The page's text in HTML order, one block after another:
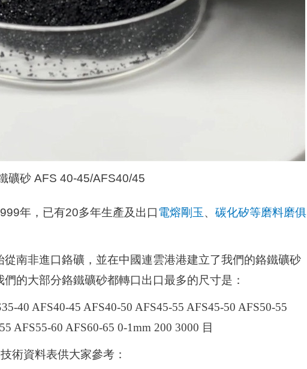
礦砂 AFS 40-45/AFS40/45
年，已有20多年生產及出口 電熔剛玉、 碳化矽等磨料磨俱
南非進口鉻礦，並在中國連雲港港建立了我們的鉻鐵礦砂
的大部分鉻鐵礦砂都轉口出口最多的尺寸是：
40 AFS40-45 AFS40-50 AFS45-55 AFS45-50 AFS50-55
AFS55-60 AFS60-65 0-1mm 200 3000 目
術資料表供大家參考：